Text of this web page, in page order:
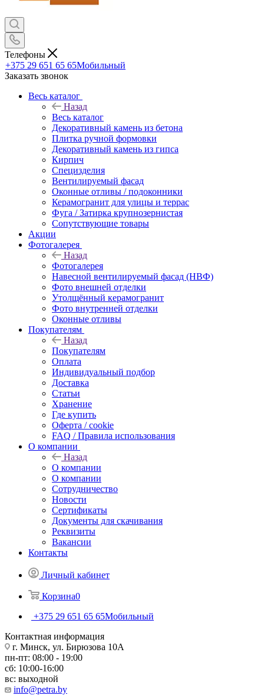
Телефоны
+375 29 651 65 65Мобильный
Заказать звонок
Весь каталог
Назад
Весь каталог
Декоративный камень из бетона
Плитка ручной формовки
Декоративный камень из гипса
Кирпич
Специзделия
Вентилируемый фасад
Оконные отливы / подоконники
Керамогранит для улицы и террас
Фуга / Затирка крупнозернистая
Сопутствующие товары
Акции
Фотогалерея
Назад
Фотогалерея
Навесной вентилируемый фасад (НВФ)
Фото внешней отделки
Утолщённый керамогранит
Фото внутренней отделки
Оконные отливы
Покупателям
Назад
Покупателям
Оплата
Индивидуальный подбор
Доставка
Статьи
Хранение
Где купить
Оферта / cookie
FAQ / Правила использования
О компании
Назад
О компании
О компании
Сотрудничество
Новости
Сертификаты
Документы для скачивания
Реквизиты
Вакансии
Контакты
Личный кабинет
Корзина0
+375 29 651 65 65Мобильный
Контактная информация
г. Минск, ул. Бирюзова 10А
пн-пт: 08:00 - 19:00
сб: 10:00-16:00
вс: выходной
info@petra.by